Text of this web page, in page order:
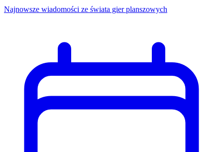
Najnowsze wiadomości ze świata gier planszowych